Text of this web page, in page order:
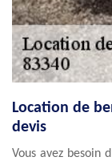
Location de
devis
Vous avez besoin